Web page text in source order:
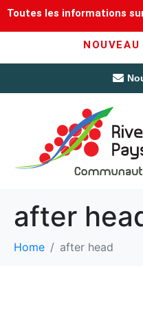
Toutes les informations
after
Home after head